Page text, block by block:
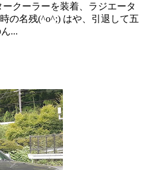
クーラーを装着、ラジエータ
の名残(^o^;) はや、引退して五
...